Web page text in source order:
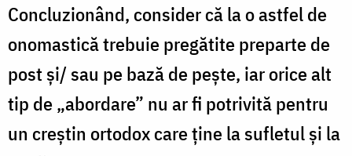
Concluzionând, consider că la o astfel de
onomastică trebuie pregătite preparte de
post și/ sau pe bază de pește, iar orice alt
tip de „abordare” nu ar fi potrivită pentru
un creștin ortodox care ține la sufletul și la